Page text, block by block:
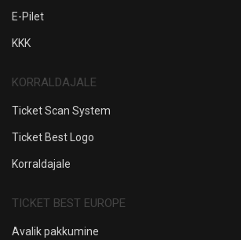
E-Pilet
KKK
KORRALDAJALE
Ticket Scan System
Ticket Best Logo
Korraldajale
TICKET BEST EUROPE
Avalik pakkumine